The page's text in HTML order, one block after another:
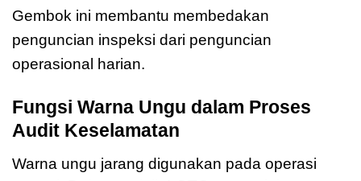
Gembok ini membantu membedakan
penguncian inspeksi dari penguncian
operasional harian.
Fungsi Warna Ungu dalam Proses
Audit Keselamatan
Warna ungu jarang digunakan pada operasi